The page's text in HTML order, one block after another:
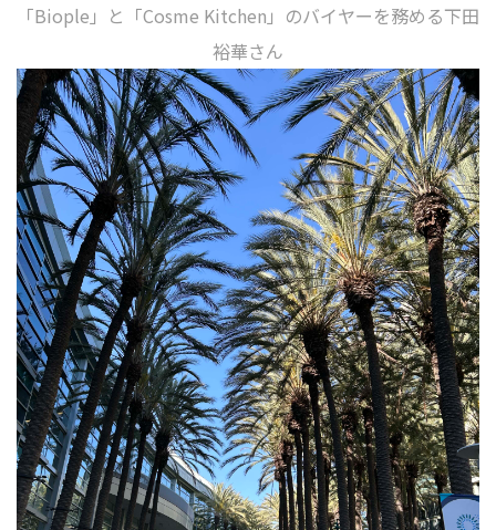
「Biople」と「Cosme Kitchen」のバイヤーを務める下田
裕華さん